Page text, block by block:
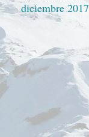
diciembre 2017